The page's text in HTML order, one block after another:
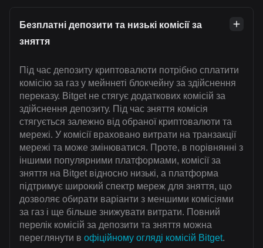
Безплатні депозити та низькі комісії за
зняття
Під час депозиту криптовалюти потрібно сплатити
комісію за газ у мейннеті блокчейну за здійснення
переказу. Bitget не стягує додаткових комісій за
здійснення депозиту. Під час зняття комісія
стягується залежно від обраної криптовалюти та
мережі. У комісії враховано витрати на транзакції
мережі та може змінюватися. Проте, в порівнянні з
іншими популярними платформами, комісії за
зняття на Bitget відносно низькі, а платформа
підтримує широкий спектр мереж для зняття, що
дозволяє обирати варіанти з меншими комісіями
за газ і ще більше знижувати витрати. Повний
перелік комісій за депозити та зняття можна
переглянути в офіційному огляді комісій Bitget.